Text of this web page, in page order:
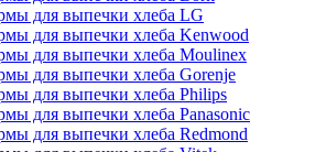
для выпечки хлеба LG
для выпечки хлеба Kenwood
для выпечки хлеба Moulinex
для выпечки хлеба Gorenje
для выпечки хлеба Philips
для выпечки хлеба Panasonic
для выпечки хлеба Redmond